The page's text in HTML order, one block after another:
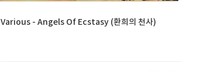
Various - Angels Of Ecstasy (환희의 천사)